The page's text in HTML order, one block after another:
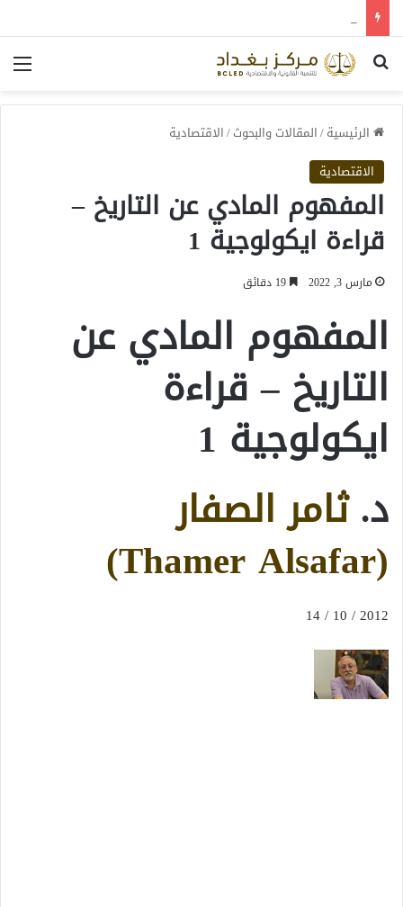
بحث عن
الرئيسية/المقالات والبحوث/الاقتصادية
الاقتصادية
المفهوم المادي عن التاريخ –
قراءة ايكولوجية 1
مارس 3, 2022
المفهوم المادي عن
التاريخ – قراءة
ايكولوجية 1
د.ثامر الصفار
(Thamer Alsafar)
2012 / 10 / 14